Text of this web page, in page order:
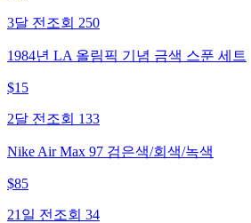
3달 전 조회 250
1984년 LA 올림픽 기념 금색 스푼 세트
$15
2달 전 조회 133
Nike Air Max 97 검은색/회색/녹색
$85
21일 전 조회 34